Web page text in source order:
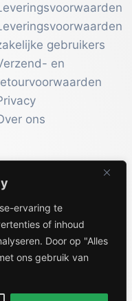
ervaring te
of inhoud
Door op "Alles
ons gebruik van
gebruikers
en
ons